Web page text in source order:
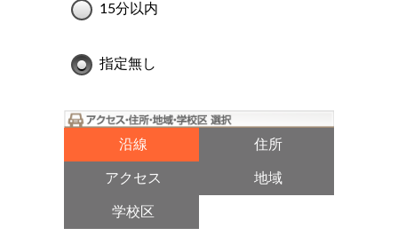
15分以内
指定無し
沿線 住所
アクセス 地域
学校区